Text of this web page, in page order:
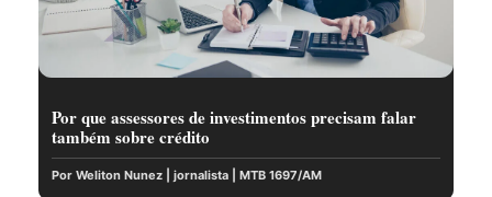
Por que assessores de investimentos precisam falar
também sobre crédito
Por Weliton Nunez | jornalista | MTB 1697/AM